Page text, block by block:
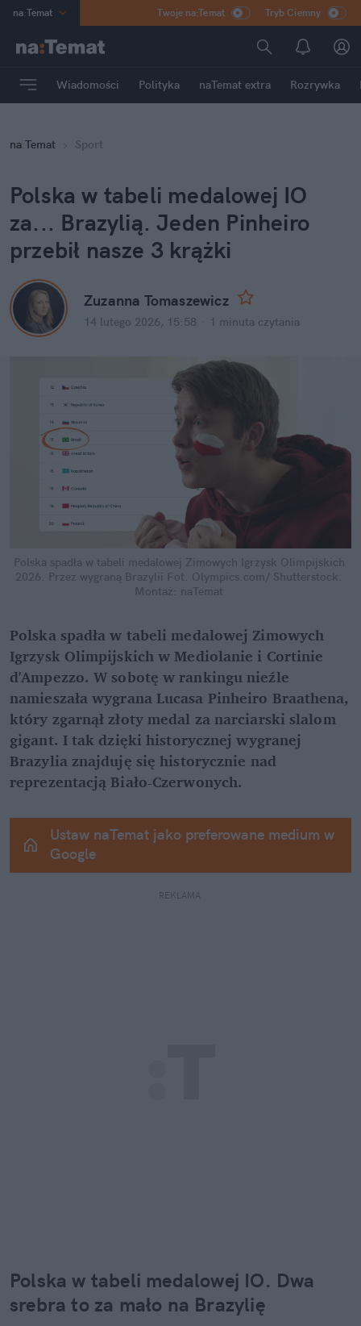
na:Temat
Poland
mama
Rozrywka
Twoje na:Temat Tryb Ciemny
Wiadomości Polityka naTemat extra Rozrywka
na:Temat Sport
Polska w tabeli medalowej IO
za... Brazylią. Jeden Pinheiro
przebił nasze 3 krążki
Zuzanna Tomaszewicz
14 lutego 2026, 15:58 1 minuta czytania
Polska spadła w tabeli medalowej Zimowych Igrzysk Olimpijskich
2026. Przez wygraną Brazylii Fot. Olympics.com/ Shutterstock.
Montaż: naTemat
Polska spadła w tabeli medalowej Zimowych
Igrzysk Olimpijskich w Mediolanie i Cortinie
d'Ampezzo. W sobotę w rankingu nieźle
namieszała wygrana Lucasa Pinheiro Braathena,
który zgarnął złoty medal za narciarski slalom
gigant. I tak dzięki historycznej wygranej
Brazylia znajduję się historycznie nad
reprezentacją Biało-Czerwonych.
Ustaw naTemat jako preferowane medium w
Google
REKLAMA
Polska w tabeli medalowej IO. Dwa
srebra to za mało na Brazylię